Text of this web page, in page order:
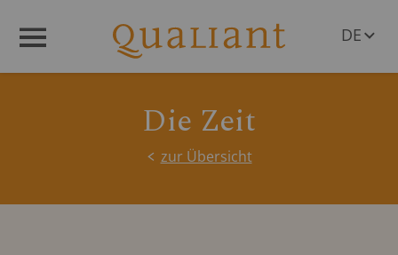
DE
Die Zeit
zur Übersicht